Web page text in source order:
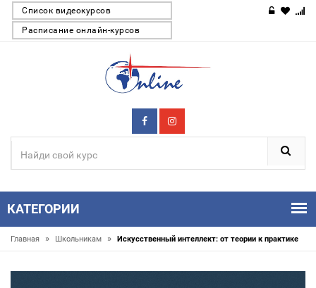
Список видеокурсов
Расписание онлайн-курсов
КАТЕГОРИИ
Главная » Школьникам » Искусственный интеллект: от теории к практике